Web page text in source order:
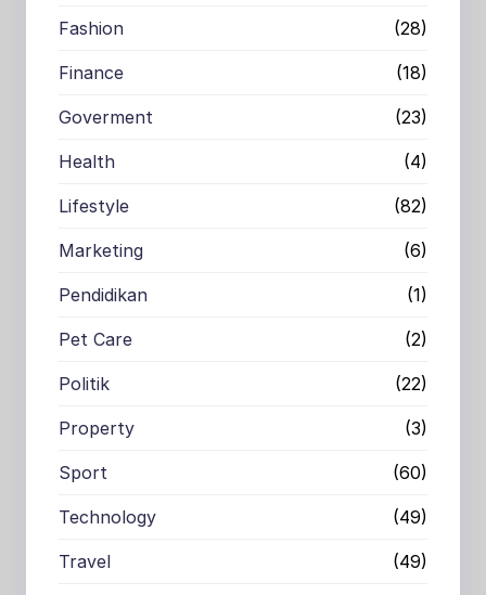
Fashion (28)
Finance (18)
Goverment (23)
Health (4)
Lifestyle (82)
Marketing (6)
Pendidikan (1)
Pet Care (2)
Politik (22)
Property (3)
Sport (60)
Technology (49)
Travel (49)